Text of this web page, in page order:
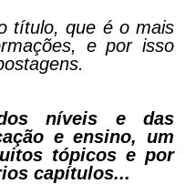
título, que é o mais
e por isso
níveis e das
e ensino, um
tópicos e por
capítulos...